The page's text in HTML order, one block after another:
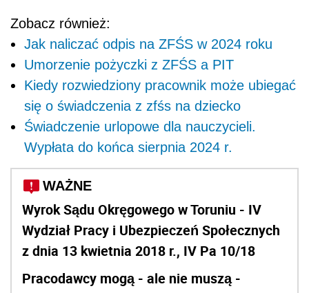
Zobacz również:
Jak naliczać odpis na ZFŚS w 2024 roku
Umorzenie pożyczki z ZFŚS a PIT
Kiedy rozwiedziony pracownik może ubiegać
się o świadczenia z zfśs na dziecko
Świadczenie urlopowe dla nauczycieli.
Wypłata do końca sierpnia 2024 r.
WAŻNE
Wyrok Sądu Okręgowego w Toruniu - IV
Wydział Pracy i Ubezpieczeń Społecznych
z dnia 13 kwietnia 2018 r., IV Pa 10/18
Pracodawcy mogą - ale nie muszą -